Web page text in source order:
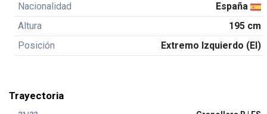
Nacionalidad
España
Altura
195 cm
Posición
Extremo Izquierdo (EI)
Trayectoria